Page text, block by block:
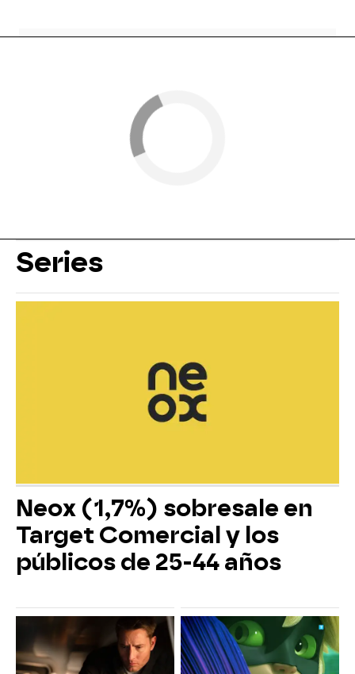
Series
Neox (1,7%) sobresale en
Target Comercial y los
públicos de 25-44 años